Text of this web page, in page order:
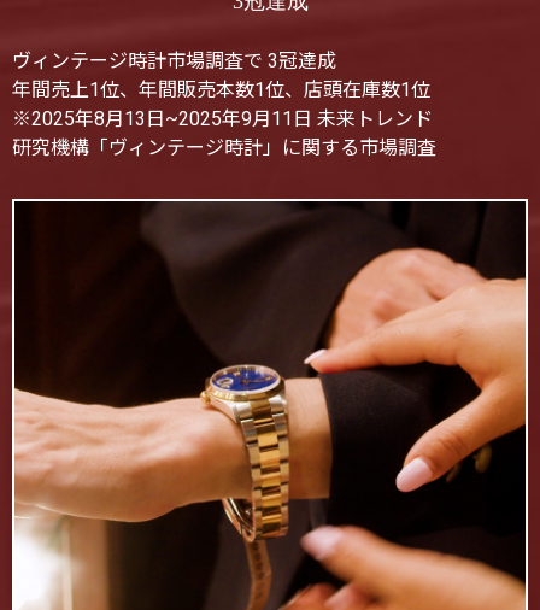
ヴィンテージ時計市場調査で 3冠達成
年間売上1位、年間販売本数1位、店頭在庫数1位
※2025年8月13日~2025年9月11日 未来トレンド
研究機構「ヴィンテージ時計」に関する市場調査